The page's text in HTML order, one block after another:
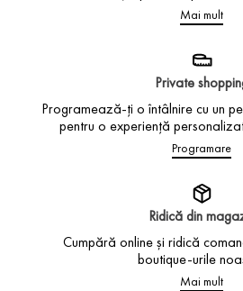
Mai mult
Private
Programează-ți o întâlnire cu un
pentru o experiență
Programare
Ridică din
Cumpără online și ridică
boutique-urile
Mai mult